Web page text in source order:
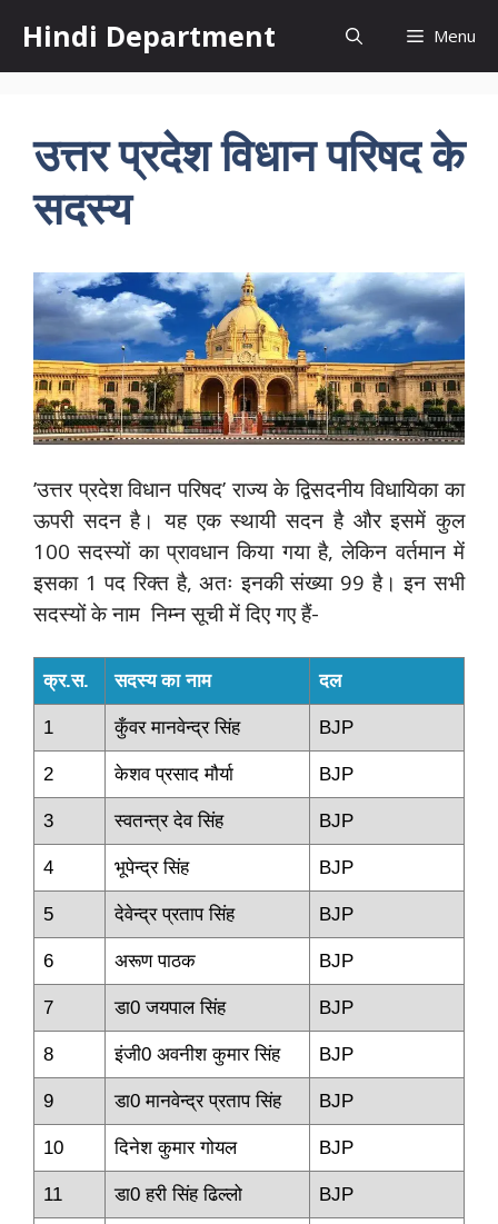
content
Hindi Department Menu
उत्तर प्रदेश विधान परिषद के
सदस्य
’उत्तर प्रदेश विधान परिषद’ राज्य के द्विसदनीय विधायिका का
ऊपरी सदन है। यह एक स्थायी सदन है और इसमें कुल
100 सदस्यों का प्रावधान किया गया है, लेकिन वर्तमान में
इसका 1 पद रिक्त है, अतः इनकी संख्या 99 है। इन सभी
सदस्यों के नाम निम्न सूची में दिए गए हैं-
क्र.स. सदस्य का नाम दल
1 कुँवर मानवेन्‍द्र सिंह‍ BJP
2 केशव प्रसाद मौर्या BJP
3 स्‍वतन्‍त्र देव सिंह BJP
4 भूपेन्‍द्र सिंह BJP
5 देवेन्‍द्र प्रताप सिंह BJP
6 अरूण पाठक BJP
7 डा0 जयपाल सिंह BJP
8 इंजी0 अवनीश कुमार सिंह BJP
9 डा0 मानवेन्‍द्र प्रताप सिंह BJP
10 दिनेश कुमार गोयल BJP
11 डा0 हरी सिंह ढिल्‍लो BJP